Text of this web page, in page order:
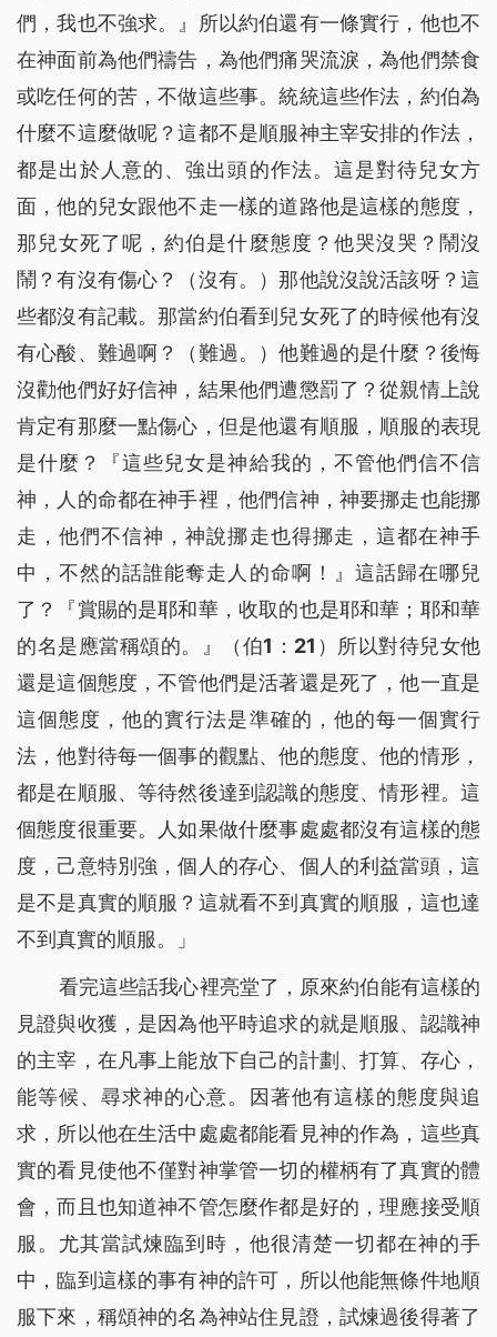
們，我也不強求。』所以約伯還有一條實行，他也不
在神面前為他們禱告，為他們痛哭流淚，為他們禁食
或吃任何的苦，不做這些事。統統這些作法，約伯為
什麼不這麼做呢？這都不是順服神主宰安排的作法，
都是出於人意的、強出頭的作法。這是對待兒女方
面，他的兒女跟他不走一樣的道路他是這樣的態度，
那兒女死了呢，約伯是什麼態度？他哭沒哭？鬧沒
鬧？有沒有傷心？（沒有。）那他說沒說活該呀？這
些都沒有記載。那當約伯看到兒女死了的時候他有沒
有心酸、難過啊？（難過。）他難過的是什麼？後悔
沒勸他們好好信神，結果他們遭懲罰了？從親情上說
肯定有那麼一點傷心，但是他還有順服，順服的表現
是什麼？『這些兒女是神給我的，不管他們信不信
神，人的命都在神手裡，他們信神，神要挪走也能挪
走，他們不信神，神說挪走也得挪走，這都在神手
中，不然的話誰能奪走人的命啊！』這話歸在哪兒
了？『賞賜的是耶和華，收取的也是耶和華；耶和華
的名是應當稱頌的。』（伯1：21）所以對待兒女他
還是這個態度，不管他們是活著還是死了，他一直是
這個態度，他的實行法是準確的，他的每一個實行
法，他對待每一個事的觀點、他的態度、他的情形，
都是在順服、等待然後達到認識的態度、情形裡。這
個態度很重要。人如果做什麼事處處都沒有這樣的態
度，己意特別強，個人的存心、個人的利益當頭，這
是不是真實的順服？這就看不到真實的順服，這也達
不到真實的順服。」
看完這些話我心裡亮堂了，原來約伯能有這樣的
見證與收獲，是因為他平時追求的就是順服、認識神
的主宰，在凡事上能放下自己的計劃、打算、存心，
能等候、尋求神的心意。因著他有這樣的態度與追
求，所以他在生活中處處都能看見神的作為，這些真
實的看見使他不僅對神掌管一切的權柄有了真實的體
會，而且也知道神不管怎麼作都是好的，理應接受順
服。尤其當試煉臨到時，他很清楚一切都在神的手
中，臨到這樣的事有神的許可，所以他能無條件地順
服下來，稱頌神的名為神站住見證，試煉過後得著了